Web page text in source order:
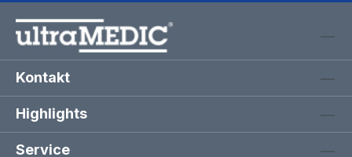
Kontakt
Highlights
Service